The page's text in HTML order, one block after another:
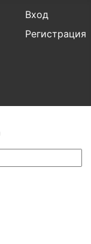
Вход
Регистрация